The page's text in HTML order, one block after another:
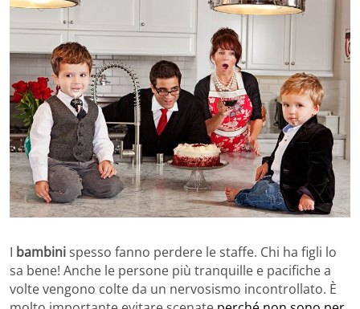
I bambinispesso fanno perdere le staffe. Chi ha figli lo
sa bene! Anche le persone più tranquille e pacifiche a
volte vengono colte da un nervosismo incontrollato. È